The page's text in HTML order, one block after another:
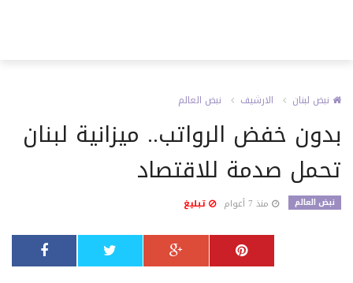
نبض لبنان الارشيف نبض العالم
بدون خفض الرواتب.. ميزانية لبنان
تحمل صدمة للاقتصاد
نبض العالم منذ 7 أعوام تبليغ